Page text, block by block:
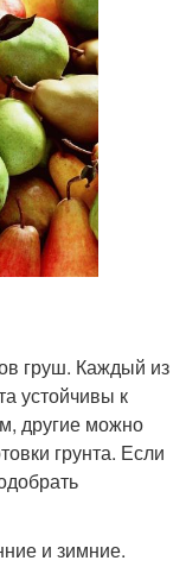
груш. Каждый из
устойчивы к
другие можно
грунта. Если
и зимние.